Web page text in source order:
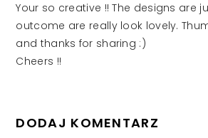
Your so creative !! The designs are
outcome are really look lovely.
and thanks for sharing :)
Cheers !!
DODAJ KOMENTARZ